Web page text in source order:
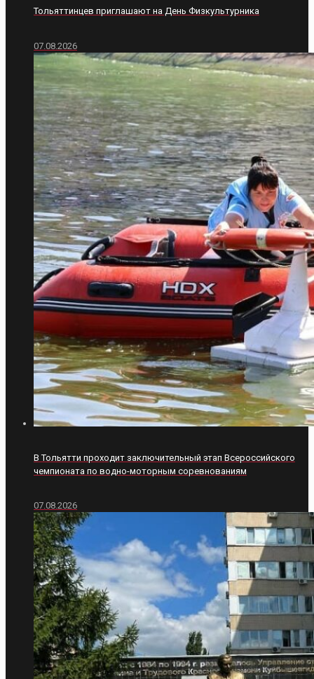
Тольяттинцев приглашают на День Физкультурника
07.08.2026
В Тольятти проходит заключительный этап Всероссийского
чемпионата по водно-моторным соревнованиям
07.08.2026